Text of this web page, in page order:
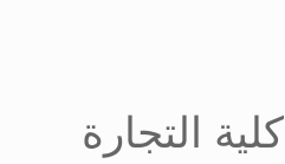
كلية التجارة